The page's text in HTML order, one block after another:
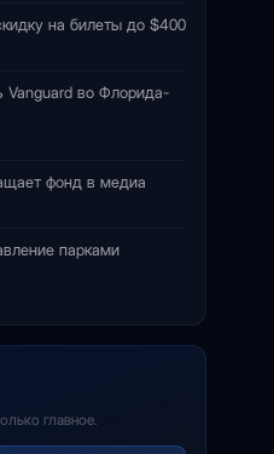
на билеты до $400
Vanguard во Флорида-
фонд в медиа
парками
главное.